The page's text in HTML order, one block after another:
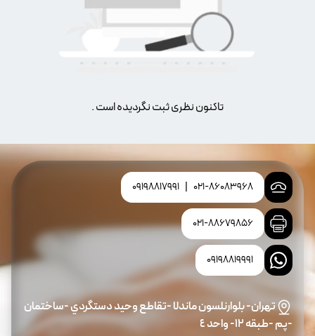
تاکنون نظری ثبت نگردیده است .
021-86083968
09198817991
021-88679856
09198819991
تهران- بلوارنلسون ماندلا -تقاطع وحيد دستگردي -ساختمان
-پم -طبقه ١٢- واحد ٤